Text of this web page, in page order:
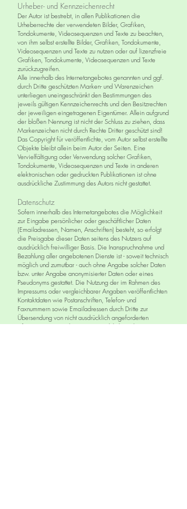
Urheber- und Kennzeichenrecht
Der Autor ist bestrebt, in allen Publikationen die
Urheberrechte der verwendeten Bilder, Grafiken,
Tondokumente, Videosequenzen und Texte zu beachten,
von ihm selbst erstellte Bilder, Grafiken, Tondokumente,
Videosequenzen und Texte zu nutzen oder auf lizenzfreie
Grafiken, Tondokumente, Videosequenzen und Texte
zurückzugreifen.
Alle innerhalb des Internetangebotes genannten und ggf.
durch Dritte geschützten Marken- und Warenzeichen
unterliegen uneingeschränkt den Bestimmungen des
jeweils gültigen Kennzeichenrechts und den Besitzrechten
der jeweiligen eingetragenen Eigentümer. Allein aufgrund
der bloßen Nennung ist nicht der Schluss zu ziehen, dass
Markenzeichen nicht durch Rechte Dritter geschützt sind!
Das Copyright für veröffentlichte, vom Autor selbst erstellte
Objekte bleibt allein beim Autor der Seiten. Eine
Vervielfältigung oder Verwendung solcher Grafiken,
Tondokumente, Videosequenzen und Texte in anderen
elektronischen oder gedruckten Publikationen ist ohne
ausdrückliche Zustimmung des Autors nicht gestattet.
Datenschutz
Sofern innerhalb des Internetangebotes die Möglichkeit
zur Eingabe persönlicher oder geschäftlicher Daten
(Emailadressen, Namen, Anschriften) besteht, so erfolgt
die Preisgabe dieser Daten seitens des Nutzers auf
ausdrücklich freiwilliger Basis. Die Inanspruchnahme und
Bezahlung aller angebotenen Dienste ist - soweit technisch
möglich und zumutbar - auch ohne Angabe solcher Daten
bzw. unter Angabe anonymisierter Daten oder eines
Pseudonyms gestattet. Die Nutzung der im Rahmen des
Impressums oder vergleichbarer Angaben veröffentlichten
Kontaktdaten wie Postanschriften, Telefon- und
Faxnummern sowie Emailadressen durch Dritte zur
Übersendung von nicht ausdrücklich angeforderten
Informationen ist nicht gestattet. Rechtliche Schritte gegen